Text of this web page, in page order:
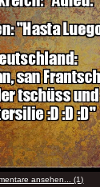
ansehen... (1)